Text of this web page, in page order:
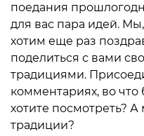
поедания
для вас пара идей.
хотим еще раз
поделиться с вами
традициями.
комментариях, во что
хотите посмотреть?
традиции?